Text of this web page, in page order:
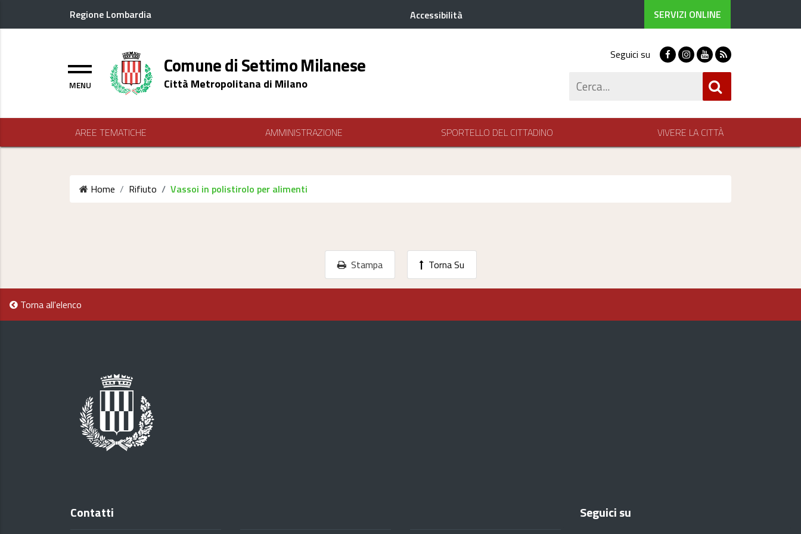
Regione Lombardia Accessibilità SERVIZI ONLINE
Menu Logo header
Comune di Settimo Milanese
Città Metropolitana di Milano
Seguici su FacebookInstagram
Youtube
RSS
AREE TEMATICHE AMMINISTRAZIONE SPORTELLO DEL CITTADINO VIVERE LA CITTÀ
Home Rifiuto Vassoi in polistirolo per alimenti
Stampa Torna Su
Torna all'elenco
Contatti Seguici su